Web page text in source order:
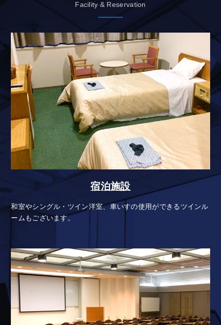
Facility & Reservation
宿泊施設
和室やシングル・ツイン洋室、車いすの使用ができるツインル
ームもございます。